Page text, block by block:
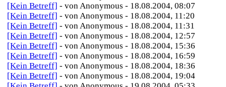
[Kein Betreff] - von Anonymous - 18.08.2004, 08:07
[Kein Betreff] - von Anonymous - 18.08.2004, 11:20
[Kein Betreff] - von Anonymous - 18.08.2004, 11:31
[Kein Betreff] - von Anonymous - 18.08.2004, 12:57
[Kein Betreff] - von Anonymous - 18.08.2004, 15:36
[Kein Betreff] - von Anonymous - 18.08.2004, 16:59
[Kein Betreff] - von Anonymous - 18.08.2004, 18:36
[Kein Betreff] - von Anonymous - 18.08.2004, 19:04